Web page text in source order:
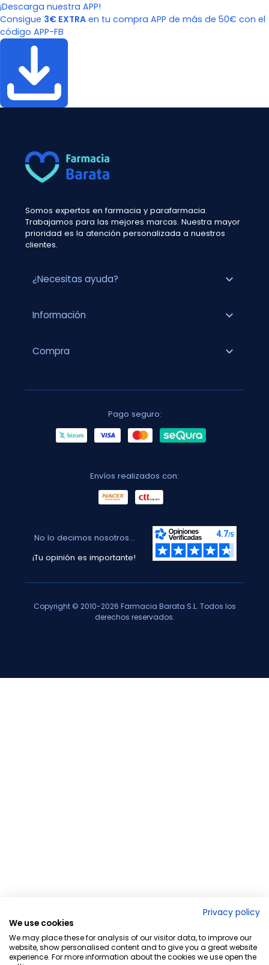
¡Descarga nuestra APP!
Consigue 3€ EXTRA en tu compra APP de más de 50€ con el
código APP-FB
Somos expertos en farmacia y parafarmacia.
Trabajamos para las mejores marcas. Nuestra mayor
prioridad es la atención personalizada a nuestros
clientes.
¿Necesitas ayuda? expand_more
Información expand_more
Compra expand_more
Pago seguro:
Envíos realizados con:
No lo decimos nosotros...
¡Tu opinión es importante!
Copyright © 2010-2026 Farmacia Barata S.L. Todos los
derechos reservados.
Privacy policy
We use cookies
We may place these for analysis of our visitor data, to improve our
website, show personalised content and to give you a great website
experience. For more information about the cookies we use open the